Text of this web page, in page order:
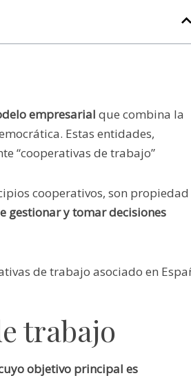
empresarialque combina la
Estas entidades,
“cooperativas de trabajo”
cooperativos, son
gestionar y tomar decisiones
de trabajo asociado en
trabajo
objetivo principal es